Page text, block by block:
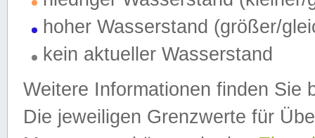
hoher Wasserstand (größer/
kein aktueller Wasserstand
Weitere Informationen finden Sie
Die jeweiligen Grenzwerte für